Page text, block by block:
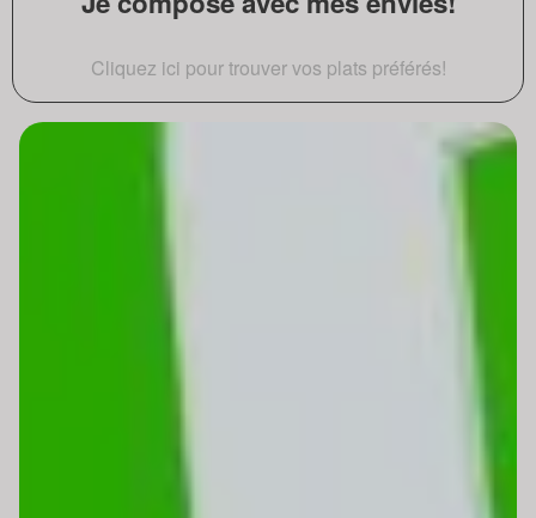
Cliquez ici pour trouver vos plats préférés!